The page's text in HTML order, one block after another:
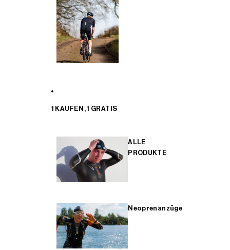
1 KAUFEN, 1 GRATIS
ALLE
PRODUKTE
Neoprenanzüge